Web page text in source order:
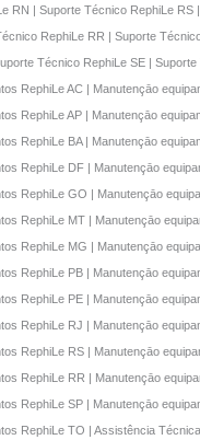
RN | Suporte Técnico RephiLe RS
RephiLe RR | Suporte
Técnico RephiLe SE |
RephiLe AC | Manutençāo
RephiLe AP | Manutençāo
RephiLe BA | Manutençāo
RephiLe DF | Manutençāo
RephiLe GO | Manutençāo
RephiLe MT | Manutençāo
RephiLe MG | Manutençāo
RephiLe PB | Manutençāo
RephiLe PE | Manutençāo
RephiLe RJ | Manutençāo
RephiLe RS | Manutençāo
RephiLe RR | Manutençāo
RephiLe SP | Manutençāo
RephiLe TO | Assistência